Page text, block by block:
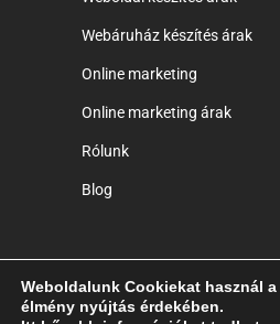
Webáruház készítés árak
Online marketing
Online marketing árak
Rólunk
Blog
Copyright © 2014-2025
Weboldalunk Cookiekat használ
élmény nyújtás érdekében.